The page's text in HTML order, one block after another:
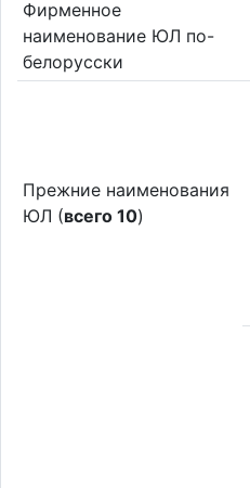
Фирменное
наименование ЮЛ по-
белорусски
Прежние наименования
ЮЛ (всего 10)